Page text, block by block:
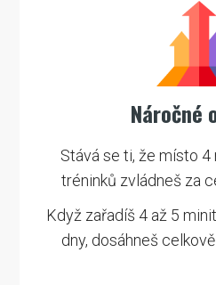
Náročné
Stává se ti, že místo
tréninků zvládneš za
Když zařadíš 4 až 5
dny, dosáhneš